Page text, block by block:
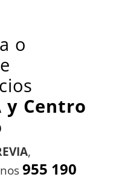
o
y Centro
,
955 190